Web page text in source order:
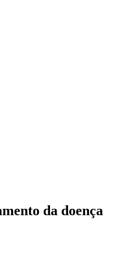
da doença